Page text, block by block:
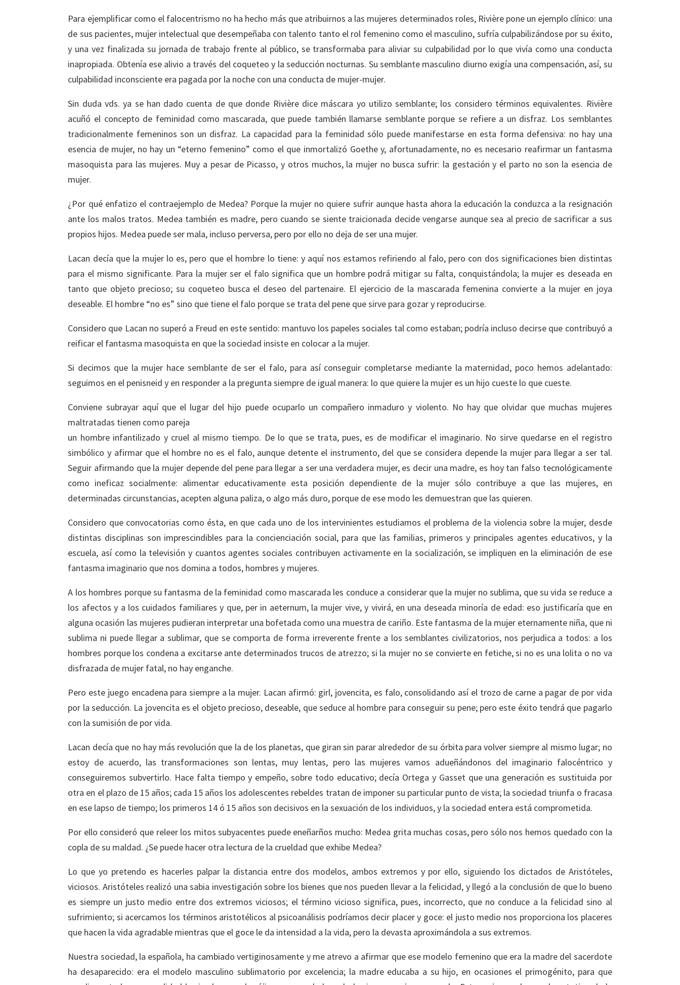
Para ejemplificar como el falocentrismo no ha hecho más que atribuirnos a las mujeres determinados roles, Rivière pone un ejemplo clínico: una
de sus pacientes, mujer intelectual que desempeñaba con talento tanto el rol femenino como el masculino, sufría culpabilizándose por su éxito,
y una vez finalizada su jornada de trabajo frente al público, se transformaba para aliviar su culpabilidad por lo que vivía como una conducta
inapropiada. Obtenía ese alivio a través del coqueteo y la seducción nocturnas. Su semblante masculino diurno exigía una compensación, así, su
culpabilidad inconsciente era pagada por la noche con una conducta de mujer-mujer.
Sin duda vds. ya se han dado cuenta de que donde Rivière dice máscara yo utilizo semblante; los considero términos equivalentes. Rivière
acuñó el concepto de feminidad como mascarada, que puede también llamarse semblante porque se refiere a un disfraz. Los semblantes
tradicionalmente femeninos son un disfraz. La capacidad para la feminidad sólo puede manifestarse en esta forma defensiva: no hay una
esencia de mujer, no hay un “eterno femenino” como el que inmortalizó Goethe y, afortunadamente, no es necesario reafirmar un fantasma
masoquista para las mujeres. Muy a pesar de Picasso, y otros muchos, la mujer no busca sufrir: la gestación y el parto no son la esencia de
mujer.
¿Por qué enfatizo el contraejemplo de Medea? Porque la mujer no quiere sufrir aunque hasta ahora la educación la conduzca a la resignación
ante los malos tratos. Medea también es madre, pero cuando se siente traicionada decide vengarse aunque sea al precio de sacrificar a sus
propios hijos. Medea puede ser mala, incluso perversa, pero por ello no deja de ser una mujer.
Lacan decía que la mujer lo es, pero que el hombre lo tiene: y aquí nos estamos refiriendo al falo, pero con dos significaciones bien distintas
para el mismo significante. Para la mujer ser el falo significa que un hombre podrá mitigar su falta, conquistándola; la mujer es deseada en
tanto que objeto precioso; su coqueteo busca el deseo del partenaire. El ejercicio de la mascarada femenina convierte a la mujer en joya
deseable. El hombre “no es” sino que tiene el falo porque se trata del pene que sirve para gozar y reproducirse.
Considero que Lacan no superó a Freud en este sentido: mantuvo los papeles sociales tal como estaban; podría incluso decirse que contribuyó a
reificar el fantasma masoquista en que la sociedad insiste en colocar a la mujer.
Si decimos que la mujer hace semblante de ser el falo, para así conseguir completarse mediante la maternidad, poco hemos adelantado:
seguimos en el penisneid y en responder a la pregunta siempre de igual manera: lo que quiere la mujer es un hijo cueste lo que cueste.
Conviene subrayar aquí que el lugar del hijo puede ocuparlo un compañero inmaduro y violento. No hay que olvidar que muchas mujeres
maltratadas tienen como pareja
un hombre infantilizado y cruel al mismo tiempo. De lo que se trata, pues, es de modificar el imaginario. No sirve quedarse en el registro
simbólico y afirmar que el hombre no es el falo, aunque detente el instrumento, del que se considera depende la mujer para llegar a ser tal.
Seguir afirmando que la mujer depende del pene para llegar a ser una verdadera mujer, es decir una madre, es hoy tan falso tecnológicamente
como ineficaz socialmente: alimentar educativamente esta posición dependiente de la mujer sólo contribuye a que las mujeres, en
determinadas circunstancias, acepten alguna paliza, o algo más duro, porque de ese modo les demuestran que las quieren.
Considero que convocatorias como ésta, en que cada uno de los intervinientes estudiamos el problema de la violencia sobre la mujer, desde
distintas disciplinas son imprescindibles para la concienciación social, para que las familias, primeros y principales agentes educativos, y la
escuela, así como la televisión y cuantos agentes sociales contribuyen activamente en la socialización, se impliquen en la eliminación de ese
fantasma imaginario que nos domina a todos, hombres y mujeres.
A los hombres porque su fantasma de la feminidad como mascarada les conduce a considerar que la mujer no sublima, que su vida se reduce a
los afectos y a los cuidados familiares y que, per in aeternum, la mujer vive, y vivirá, en una deseada minoría de edad: eso justificaría que en
alguna ocasión las mujeres pudieran interpretar una bofetada como una muestra de cariño. Este fantasma de la mujer eternamente niña, que ni
sublima ni puede llegar a sublimar, que se comporta de forma irreverente frente a los semblantes civilizatorios, nos perjudica a todos: a los
hombres porque los condena a excitarse ante determinados trucos de atrezzo; si la mujer no se convierte en fetiche, si no es una lolita o no va
disfrazada de mujer fatal, no hay enganche.
Pero este juego encadena para siempre a la mujer. Lacan afirmó: girl, jovencita, es falo, consolidando así el trozo de carne a pagar de por vida
por la seducción. La jovencita es el objeto precioso, deseable, que seduce al hombre para conseguir su pene; pero este éxito tendrá que pagarlo
con la sumisión de por vida.
Lacan decía que no hay más revolución que la de los planetas, que giran sin parar alrededor de su órbita para volver siempre al mismo lugar; no
estoy de acuerdo, las transformaciones son lentas, muy lentas, pero las mujeres vamos adueñándonos del imaginario falocéntrico y
conseguiremos subvertirlo. Hace falta tiempo y empeño, sobre todo educativo; decía Ortega y Gasset que una generación es sustituida por
otra en el plazo de 15 años; cada 15 años los adolescentes rebeldes tratan de imponer su particular punto de vista; la sociedad triunfa o fracasa
en ese lapso de tiempo; los primeros 14 ó 15 años son decisivos en la sexuación de los individuos, y la sociedad entera está comprometida.
Por ello consideró que releer los mitos subyacentes puede eneñarños mucho: Medea grita muchas cosas, pero sólo nos hemos quedado con la
copla de su maldad. ¿Se puede hacer otra lectura de la crueldad que exhibe Medea?
Lo que yo pretendo es hacerles palpar la distancia entre dos modelos, ambos extremos y por ello, siguiendo los dictados de Aristóteles,
viciosos. Aristóteles realizó una sabia investigación sobre los bienes que nos pueden llevar a la felicidad, y llegó a la conclusión de que lo bueno
es siempre un justo medio entre dos extremos viciosos; el término vicioso significa, pues, incorrecto, que no conduce a la felicidad sino al
sufrimiento; si acercamos los términos aristotélicos al psicoanálisis podríamos decir placer y goce: el justo medio nos proporciona los placeres
que hacen la vida agradable mientras que el goce le da intensidad a la vida, pero la devasta aproximándola a sus extremos.
Nuestra sociedad, la española, ha cambiado vertiginosamente y me atrevo a afirmar que ese modelo femenino que era la madre del sacerdote
ha desaparecido: era el modelo masculino sublimatorio por excelencia; la madre educaba a su hijo, en ocasiones el primogénito, para que